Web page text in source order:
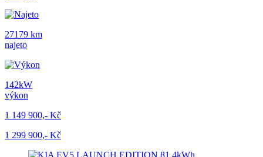
27179 km
najeto
142kW
výkon
1 149 900,- Kč
1 299 900,- Kč